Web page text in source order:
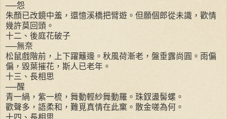
──怨
朱顏已改鏡中羞，還憶溪橋把臂遊。但願個郎從未識，歡情
幾許莫回頭。
十二、後庭花破子
──無奈
松鼠戲階前，上下躍籬邊。秋風荷漸老，盤垂露尚圓。雨偏
偏，毀葉摧花，斯人已老年。
十三、長相思
──醒
青一緺，紫一梳，舞動輕紗舞動羅。珠釵盪髻螺。
歡聲多，語柔和，難覓真情在此窠。散金嗟為何。
十四、長相思